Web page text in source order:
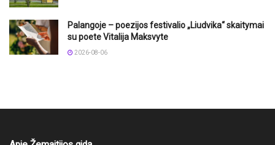
Palangoje – poezijos festivalio „Liudvika“ skaitymai
su poete Vitalija Maksvyte
2026-08-06